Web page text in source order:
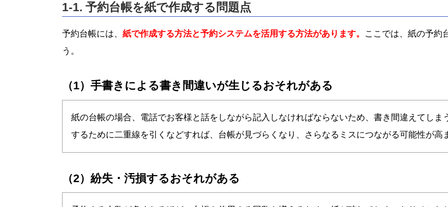
1-1. 予約台帳を紙で作成する問題点
予約台帳には、 紙で作成する方法と予約システムを活用する方法があります。
ここでは、紙の予約
う。
（1）手書きによる書き間違いが生じるおそれがある
紙の台帳の場合、電話でお客様と話をしながら記入しなければならないため、書き間違えてし
するために二重線を引くなどすれば、台帳が見づらくなり、さらなるミスにつながる可能性が高
（2）紛失・汚損するおそれがある